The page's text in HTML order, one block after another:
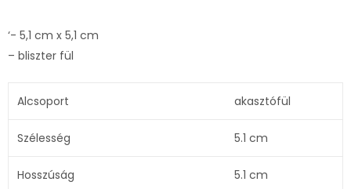
‘- 5,1 cm x 5,1 cm
– bliszter fül
Alcsoport akasztófül
Szélesség 5.1 cm
Hosszúság 5.1 cm